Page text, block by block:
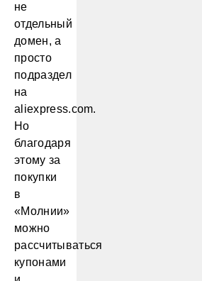
не
отдельный
домен, а
просто
подраздел
на
aliexpress.com.
Но
благодаря
этому за
покупки
в
«Молнии»
можно
рассчитываться
купонами